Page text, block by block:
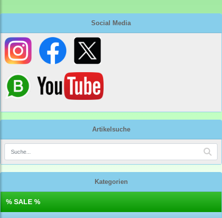
Social Media
Artikelsuche
Kategorien
% SALE %